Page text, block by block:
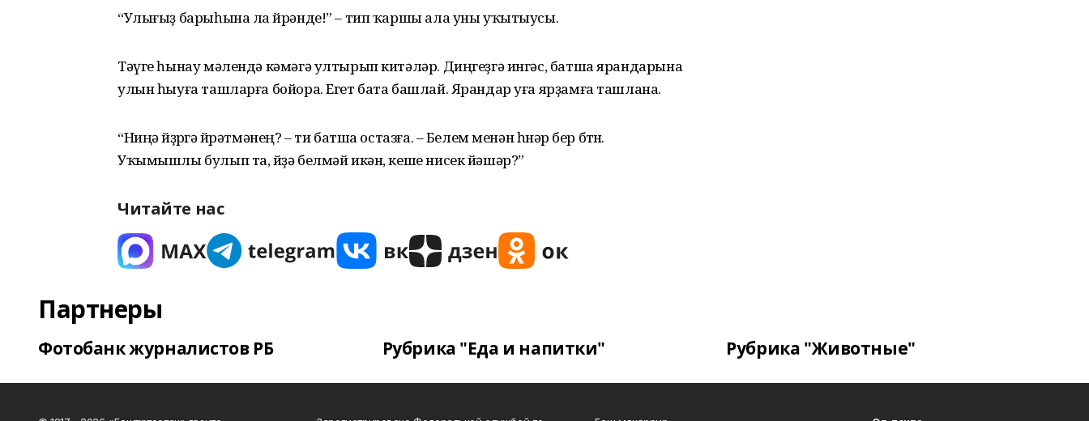
“Улығыҙ барыһына ла өйрәнде!” – тип ҡаршы ала уны уҡытыусы.
Тәүге һынау мәлендә кәмәгә ултырып китәләр. Диңгеҙгә ингәс, батша ярандарына
улын һыуға ташларға бойора. Егет бата башлай. Ярандар уға ярҙамға ташлана.
“Ниңә йөҙөргә өйрәтмәнең? – ти батша остазға. – Белем менән һөнәр бер бөтөн.
Уҡымышлы булып та, йөҙә белмәй икән, кеше нисек йәшәр?”
Читайте нас
Партнеры
Фотобанк журналистов РБ Рубрика "Еда и напитки" Рубрика "Животные"